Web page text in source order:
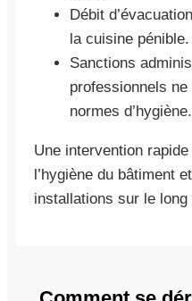
Débit
la cuisine pénible.
Sanctions
professionnels
normes d’hygiène.
Une intervention
l’hygiène du bâtiment
installations sur le long